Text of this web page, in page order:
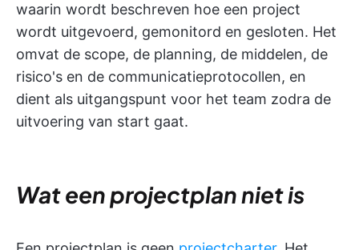
waarin wordt beschreven hoe een project
wordt uitgevoerd, gemonitord en gesloten. Het
omvat de scope, de planning, de middelen, de
risico's en de communicatieprotocollen, en
dient als uitgangspunt voor het team zodra de
uitvoering van start gaat.
Wat een projectplan niet is